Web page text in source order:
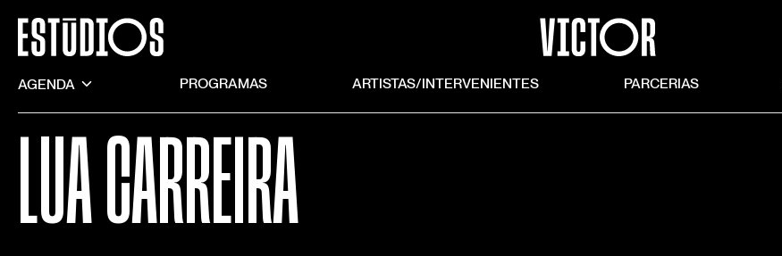
AGENDA PROGRAMAS ARTISTAS/INTERVENIENTES PARCERIAS
LUA CARREIRA